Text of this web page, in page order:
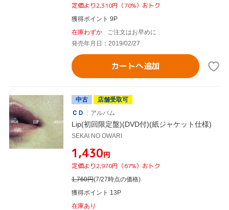
定価より2,310円（70%）おトク
獲得ポイント 9P
在庫わずか
ご注文はお早めに
発売年月日：2019/02/27
カートへ追加
中古
店舗受取可
ＣＤ
アルバム
Lip(初回限定盤)(DVD付)(紙ジャケット仕様)
SEKAI NO OWARI
¥1,430円
定価より2,970円（67%）おトク
1,760円(7/27時点の価格)
獲得ポイント 13P
在庫あり